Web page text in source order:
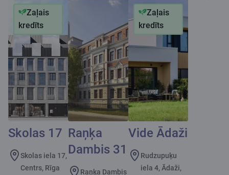
Zaļais
kredīts
Skolas 17
Skolas iela 17,
Centrs, Rīga
Raņķa
Dambis 31
Raņķa Dambis
Zaļais
kredīts
Vide Ādaži
Rudzupuķu
iela 4, Ādaži,